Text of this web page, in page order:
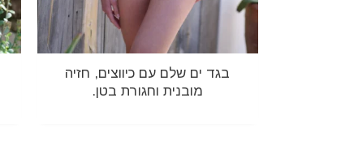
בגד ים שלם עם כיווצים, חזיה
מובנית וחגורת בטן.